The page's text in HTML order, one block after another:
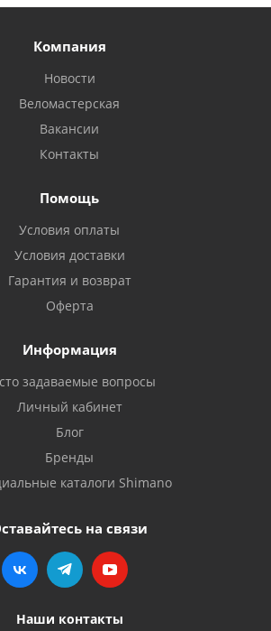
Компания
Новости
Веломастерская
Вакансии
Контакты
Помощь
Условия оплаты
Условия доставки
Гарантия и возврат
Оферта
Информация
задаваемые вопросы
Личный кабинет
Блог
Бренды
каталоги Shimano
на связи
Наши контакты